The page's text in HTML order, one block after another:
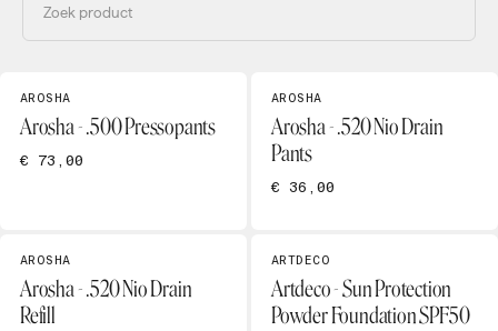
AROSHA
Arosha - .500 Pressopants
€ 73,00
AROSHA
Arosha - .520 Nio Drain
Pants
€ 36,00
AROSHA
Arosha - .520 Nio Drain
Refill
ARTDECO
Artdeco - Sun Protection
Powder Foundation SPF50